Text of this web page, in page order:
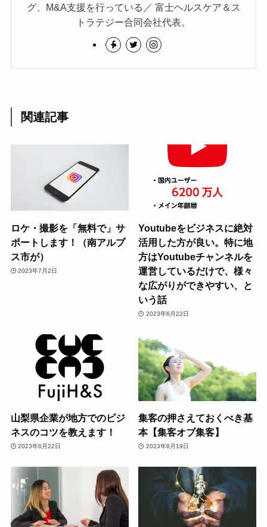
グ、M&A支援を行っている／ 富士ヘルスケア＆ス
トラテジー合同会社代表。
関連記事
ロケ・撮影を「無料で」サ
ポートします！（南アルプ
ス市が）
2023年7月2日
Youtubeをビジネスに絶対
活用した方が良い。特に地
方はYoutubeチャンネルを
運営しているだけで、様々
な広がりができやすい、と
いう話
2023年6月22日
山梨県企業が地方でのビジ
ネスのコツを教えます！
2023年6月22日
集客の押さえておくべき基
本【集客オブ集客】
2023年6月19日